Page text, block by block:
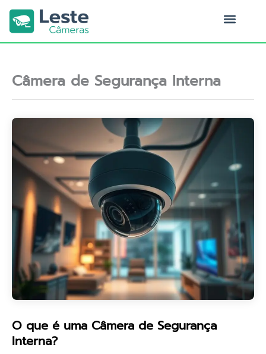
para
conteúdo
Câmera de Segurança Interna
O que é uma Câmera de Segurança
Interna?